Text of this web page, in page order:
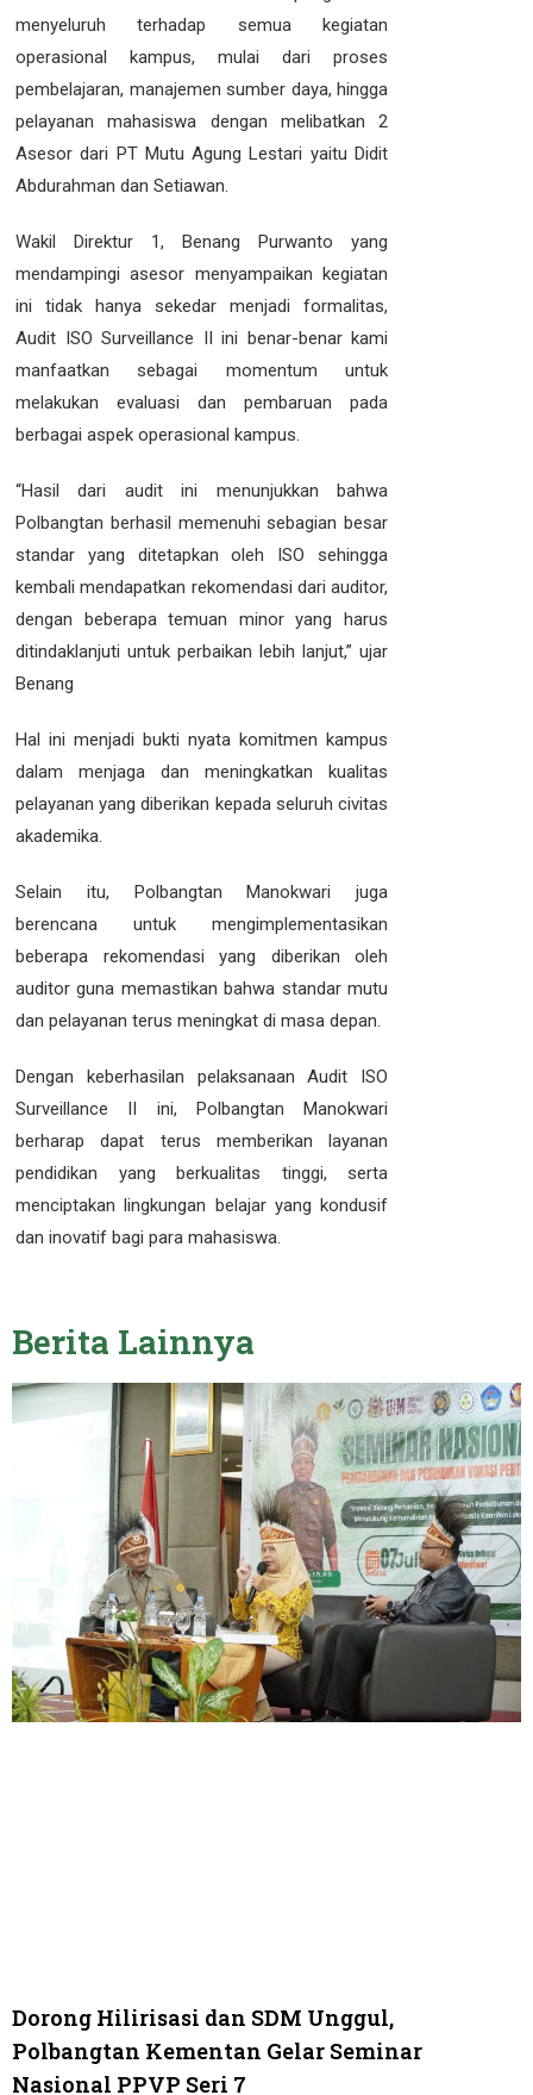
menyeluruh terhadap semua kegiatan
operasional kampus, mulai dari proses
pembelajaran, manajemen sumber daya, hingga
pelayanan mahasiswa dengan melibatkan 2
Asesor dari PT Mutu Agung Lestari yaitu Didit
Abdurahman dan Setiawan.
Wakil Direktur 1, Benang Purwanto yang
mendampingi asesor menyampaikan kegiatan
ini tidak hanya sekedar menjadi formalitas,
Audit ISO Surveillance II ini benar-benar kami
manfaatkan sebagai momentum untuk
melakukan evaluasi dan pembaruan pada
berbagai aspek operasional kampus.
“Hasil dari audit ini menunjukkan bahwa
Polbangtan berhasil memenuhi sebagian besar
standar yang ditetapkan oleh ISO sehingga
kembali mendapatkan rekomendasi dari auditor,
dengan beberapa temuan minor yang harus
ditindaklanjuti untuk perbaikan lebih lanjut,” ujar
Benang
Hal ini menjadi bukti nyata komitmen kampus
dalam menjaga dan meningkatkan kualitas
pelayanan yang diberikan kepada seluruh civitas
akademika.
Selain itu, Polbangtan Manokwari juga
berencana untuk mengimplementasikan
beberapa rekomendasi yang diberikan oleh
auditor guna memastikan bahwa standar mutu
dan pelayanan terus meningkat di masa depan.
Dengan keberhasilan pelaksanaan Audit ISO
Surveillance II ini, Polbangtan Manokwari
berharap dapat terus memberikan layanan
pendidikan yang berkualitas tinggi, serta
menciptakan lingkungan belajar yang kondusif
dan inovatif bagi para mahasiswa.
Berita Lainnya
Dorong Hilirisasi dan SDM Unggul,
Polbangtan Kementan Gelar Seminar
Nasional PPVP Seri 7